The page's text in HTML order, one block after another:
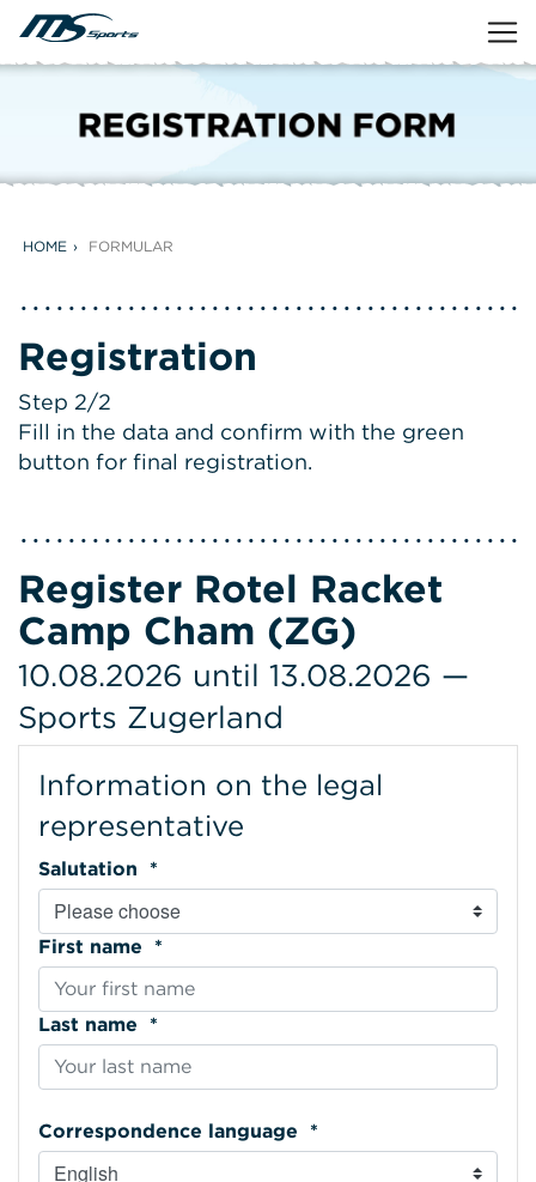
HOME FORMULAR
Registration
Step 2/2
Fill in the data and confirm with the green
button for final registration.
Register Rotel Racket
Camp Cham (ZG)
10.08.2026 until 13.08.2026 —
Sports Zugerland
Information on the legal
representative
Salutation *
First name *
Last name *
Correspondence language *